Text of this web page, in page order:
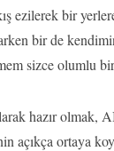
ezilerek bir
bir de
sizce olumlu
hazır olmak,
açıkça ortaya